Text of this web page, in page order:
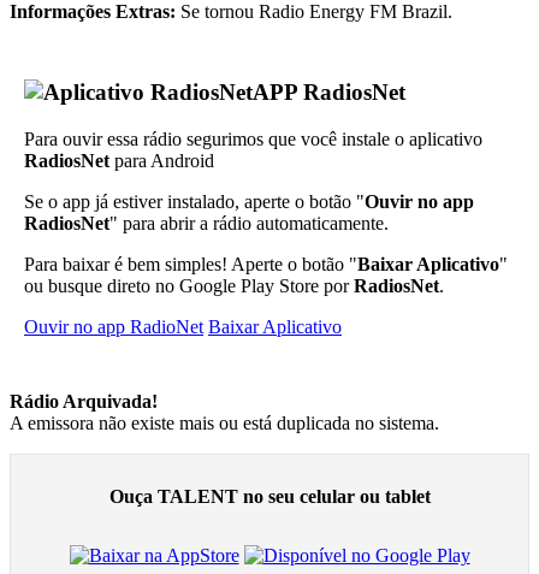
Informações Extras: Se tornou Radio Energy FM Brazil.
APP RadiosNet
Para ouvir essa rádio segurimos que você instale o aplicativo
RadiosNet para Android
Se o app já estiver instalado, aperte o botão "Ouvir no app
RadiosNet" para abrir a rádio automaticamente.
Para baixar é bem simples! Aperte o botão "Baixar Aplicativo"
ou busque direto no Google Play Store porRadiosNet.
Ouvir no app RadioNet Baixar Aplicativo
Rádio Arquivada!
A emissora não existe mais ou está duplicada no sistema.
Ouça TALENT no seu celular ou tablet